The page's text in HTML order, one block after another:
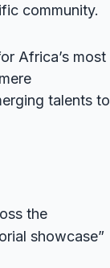
community.
Africa’s most
talents to
the
showcase”